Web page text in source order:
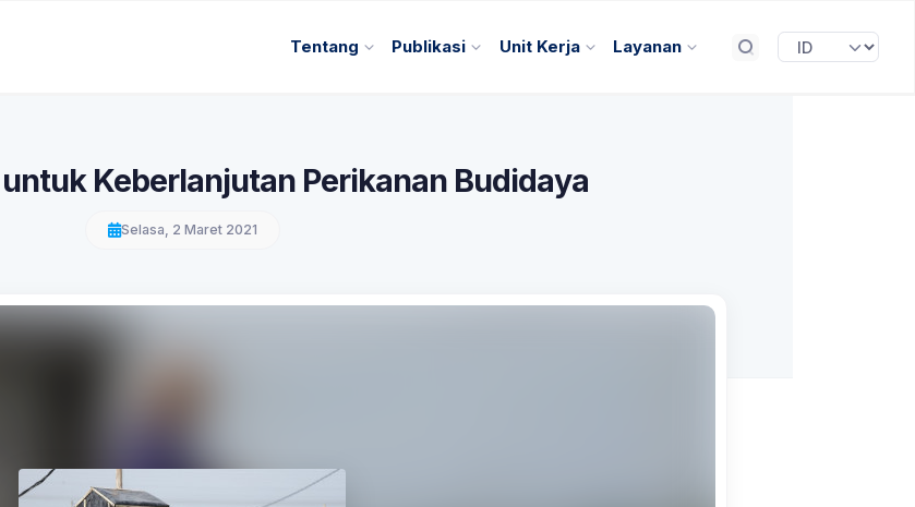
Tentang Publikasi Unit Kerja Layanan
Keberlanjutan Perikanan Budidaya
Selasa, 2 Maret 2021